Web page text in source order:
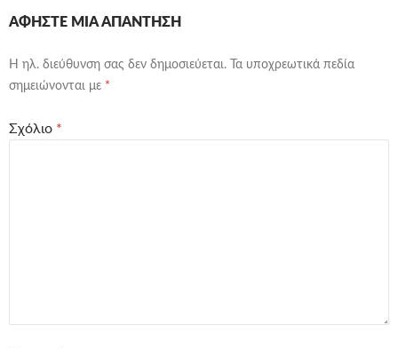
ΑΦΉΣΤΕ ΜΙΑ ΑΠΆΝΤΗΣΗ
Η ηλ. διεύθυνση σας δεν δημοσιεύεται.
Τα υποχρεωτικά πεδία
σημειώνονται με *
Σχόλιο *